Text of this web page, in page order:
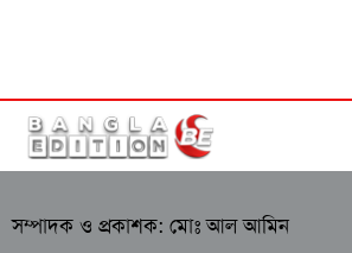
সম্পাদক ও প্রকাশক: মোঃ আল আমিন